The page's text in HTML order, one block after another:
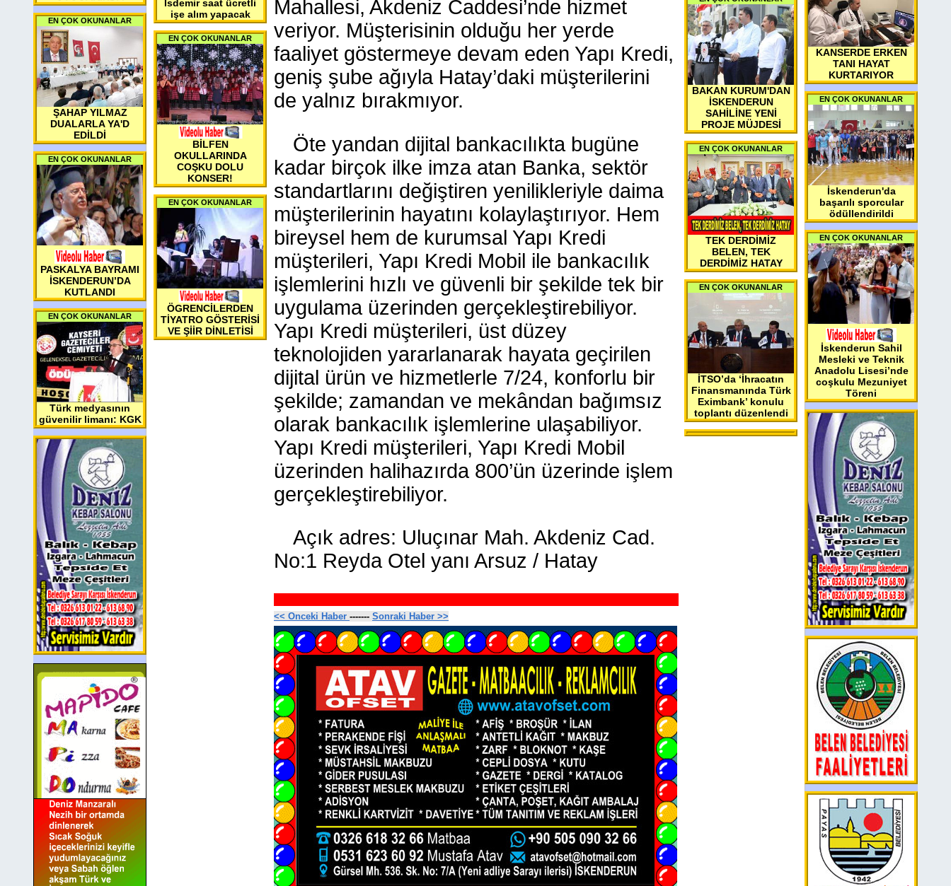
EN ÇOK OKUNANLAR
ŞAHAP YILMAZ
DUALARLA YA'D
EDİLDİ
EN ÇOK OKUNANLAR
PASKALYA BAYRAMI
İSKENDERUN’DA
KUTLANDI
EN ÇOK OKUNANLAR
Türk medyasının
güvenilir limanı: KGK
KANSERDE ERKEN
TANI HAYAT
KURTARIYOR
EN ÇOK OKUNANLAR
İskenderun'da
başarılı sporcular
ödüllendirildi
EN ÇOK OKUNANLAR
İskenderun Sahil
Mesleki ve Teknik
Anadolu Lisesi’nde
coşkulu Mezuniyet
Töreni
İsdemir saat ücretli
işe alım yapacak
EN ÇOK OKUNANLAR
BİLFEN
OKULLARINDA
COŞKU DOLU
KONSER!
EN ÇOK OKUNANLAR
ÖGRENCİLERDEN
TİYATRO GÖSTERİSİ
VE ŞİİR DİNLETİSİ
Mahallesi, Akdeniz Caddesi’nde hizmet
veriyor. Müşterisinin olduğu her yerde
faaliyet göstermeye devam eden Yapı Kredi,
geniş şube ağıyla Hatay’daki müşterilerini
de yalnız bırakmıyor.
Öte yandan dijital bankacılıkta bugüne
kadar birçok ilke imza atan Banka, sektör
standartlarını değiştiren yenilikleriyle daima
müşterilerinin hayatını kolaylaştırıyor. Hem
bireysel hem de kurumsal Yapı Kredi
müşterileri, Yapı Kredi Mobil ile bankacılık
işlemlerini hızlı ve güvenli bir şekilde tek bir
uygulama üzerinden gerçekleştirebiliyor.
Yapı Kredi müşterileri, üst düzey
teknolojiden yararlanarak hayata geçirilen
dijital ürün ve hizmetlerle 7/24, konforlu bir
şekilde; zamandan ve mekândan bağımsız
olarak bankacılık işlemlerine ulaşabiliyor.
Yapı Kredi müşterileri, Yapı Kredi Mobil
üzerinden halihazırda 800’ün üzerinde işlem
gerçekleştirebiliyor.
Açık adres: Uluçınar Mah. Akdeniz Cad.
No:1 Reyda Otel yanı Arsuz / Hatay
<< Onceki Haber ------- Sonraki Haber >>
BAKAN KURUM'DAN
İSKENDERUN
SAHİLİNE YENİ
PROJE MÜJDESİ
EN ÇOK OKUNANLAR
TEK DERDİMİZ
BELEN, TEK
DERDİMİZ HATAY
EN ÇOK OKUNANLAR
İTSO’da ‘İhracatın
Finansmanında Türk
Eximbank’ konulu
toplantı düzenlendi